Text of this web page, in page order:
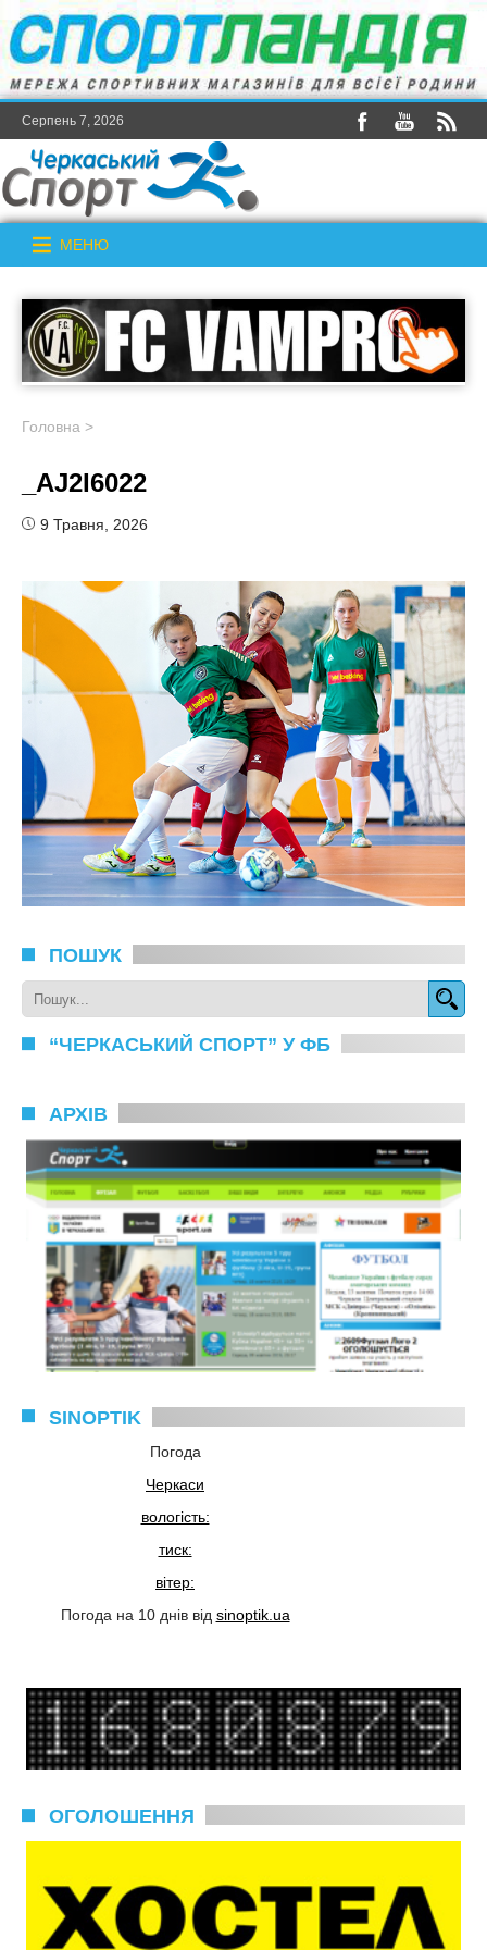
Серпень 7, 2026
МЕНЮ
Головна >
_AJ2I6022
9 Травня, 2026
ПОШУК
“ЧЕРКАСЬКИЙ СПОРТ” У ФБ
АРХІВ
SINOPTIK
Погода
Черкаси
вологість:
тиск:
вітер:
Погода на 10 днів від sinoptik.ua
ОГОЛОШЕННЯ